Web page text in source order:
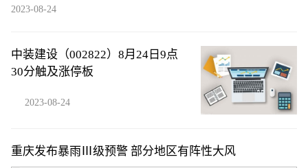
2023-08-24
中装建设（002822）8月24日9点
30分触及涨停板
2023-08-24
重庆发布暴雨Ⅲ级预警 部分地区有阵性大风